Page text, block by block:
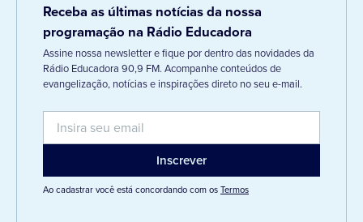
Receba as últimas notícias da nossa
programação na Rádio Educadora
Assine nossa newsletter e fique por dentro das novidades da
Rádio Educadora 90,9 FM. Acompanhe conteúdos de
evangelização, notícias e inspirações direto no seu e-mail.
Ao cadastrar você está concordando com osTermos